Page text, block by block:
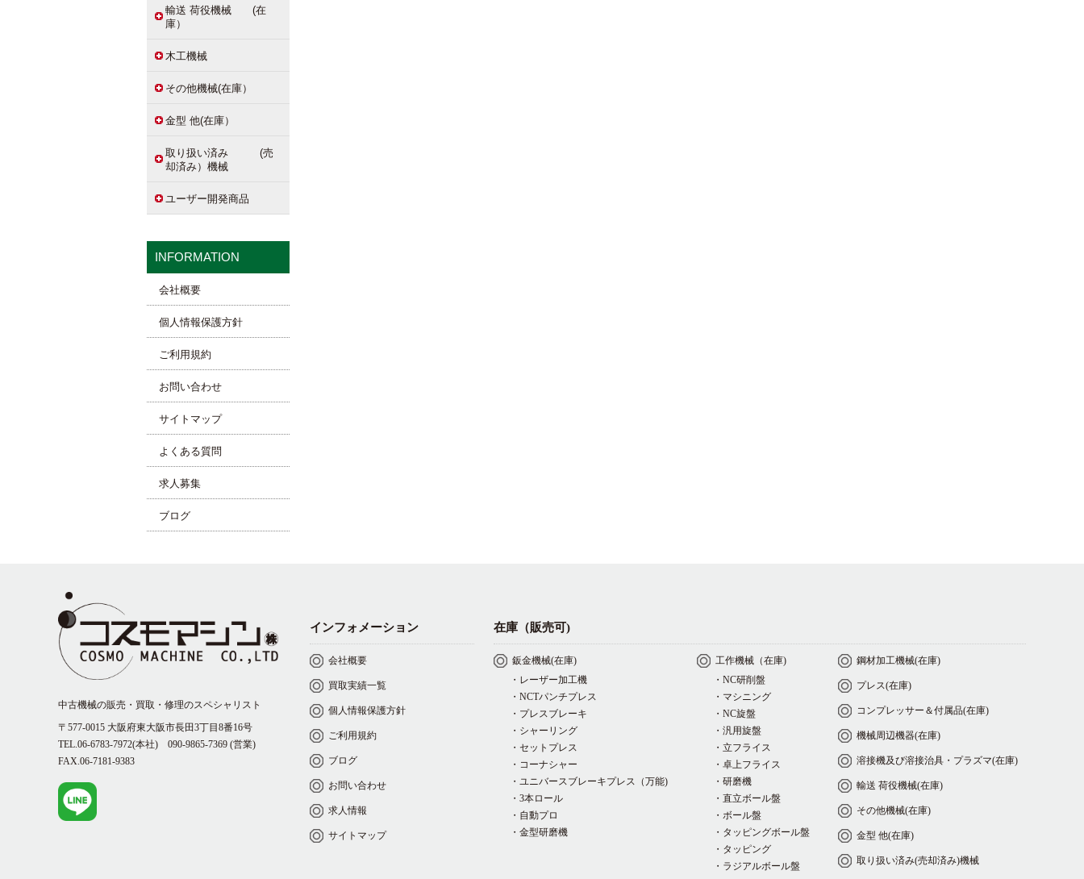
輸送 荷役機械 (在
庫）
木工機械
その他機械(在庫）
金型 他(在庫）
取り扱い済み (売
却済み）機械
ユーザー開発商品
INFORMATION
会社概要
個人情報保護方針
ご利用規約
お問い合わせ
サイトマップ
よくある質問
求人募集
ブログ
中古機械の販売・買取・修理のスペシャリスト
〒577-0015 大阪府東大阪市長田3丁目8番16号
TEL.06-6783-7972(本社)
090-9865-7369 (営業)
FAX.06-7181-9383
インフォメーション
会社概要
買取実績一覧
個人情報保護方針
ご利用規約
ブログ
お問い合わせ
求人情報
サイトマップ
在庫（販売可)
鈑金機械(在庫)
・レーザー加工機
・NCTパンチプレス
・プレスブレーキ
・シャーリング
・セットプレス
・コーナシャー
・ユニバースブレーキプレス（万能)
・3本ロール
・自動プロ
・金型研磨機
工作機械（在庫)
・NC研削盤
・マシニング
・NC旋盤
・汎用旋盤
・立フライス
・卓上フライス
・研磨機
・直立ボール盤
・ボール盤
・タッピングボール盤
・タッピング
・ラジアルボール盤
鋼材加工機械(在庫)
プレス(在庫)
コンプレッサー＆付属品(在庫)
機械周辺機器(在庫)
溶接機及び溶接治具・プラズマ(在庫)
輸送 荷役機械(在庫)
その他機械(在庫)
金型 他(在庫)
取り扱い済み(売却済み)機械